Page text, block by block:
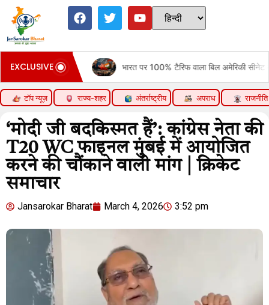
EXCLUSIVE भारत पर 100% टैरिफ वाला बिल अमेरिकी सीनेट में पास:रूसी तेल
टॉप न्यूज़ राज्य-शहर अंतर्राष्ट्रीय अपराध राजनीति
‘मोदी जी बदकिस्मत हैं’: कांग्रेस नेता की
T20 WC फाइनल मुंबई में आयोजित
करने की चौंकाने वाली मांग | क्रिकेट
समाचार
Jansarokar Bharat March 4, 2026 3:52 pm